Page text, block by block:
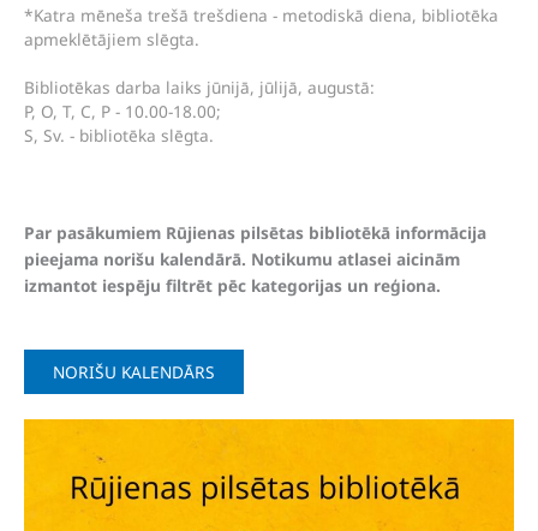
*Katra mēneša trešā trešdiena - metodiskā diena, bibliotēka
apmeklētājiem slēgta.
Bibliotēkas darba laiks jūnijā, jūlijā, augustā:
P, O, T, C, P - 10.00-18.00;
S, Sv. - bibliotēka slēgta.
Par pasākumiem Rūjienas pilsētas bibliotēkā informācija
pieejama norišu kalendārā. Notikumu atlasei aicinām
izmantot iespēju filtrēt pēc kategorijas un reģiona.
NORIŠU KALENDĀRS